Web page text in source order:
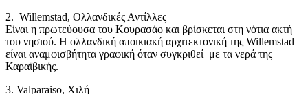
2. Willemstad, Ολλανδικές Αντίλλες
Είναι η πρωτεύουσα του Κουρασάο και βρίσκεται στη νότια ακτή
του νησιού. Η ολλανδική αποικιακή αρχιτεκτονική της Willemstad
είναι αναμφισβήτητα γραφική όταν συγκριθεί με τα νερά της
Καραϊβικής.
3. Valparaiso, Χιλή